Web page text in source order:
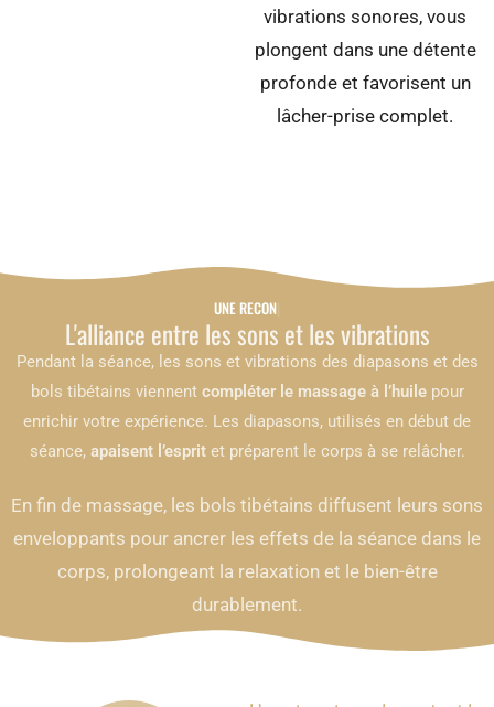
vibrations sonores, vous
plongent dans une détente
profonde et favorisent un
lâcher-prise complet.
UNE RECONNEXION
L'alliance entre les sons et les vibrations
Pendant la séance, les sons et vibrations des diapasons et des
bols tibétains viennent compléter le massage à l’huilepour
enrichir votre expérience. Les diapasons, utilisés en début de
séance, apaisent l’espritet préparent le corps à se relâcher.
En fin de massage, les bols tibétains diffusent leurs sons
enveloppants pour ancrer les effets de la séance dans le
corps, prolongeant la relaxation et le bien-être
durablement.